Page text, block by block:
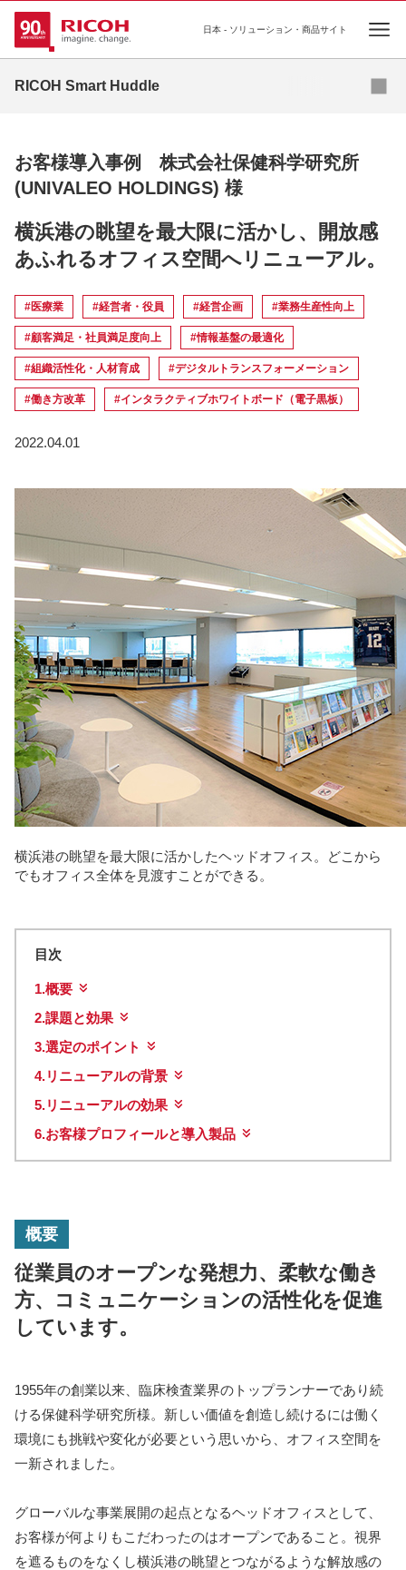
日本 - ソリューション・商品サイト
RICOH Smart Huddle
コラム
導入事例
お客様導入事例 株式会社保健科学研究所
(UNIVALEO HOLDINGS) 様
横浜港の眺望を最大限に活かし、開放感
あふれるオフィス空間へリニューアル。
#医療業 #経営者・役員 #経営企画 #業務生産性向上
#顧客満足・社員満足度向上 #情報基盤の最適化
#組織活性化・人材育成 #デジタルトランスフォーメーション
#働き方改革 #インタラクティブホワイトボード（電子黒板）
2022.04.01
横浜港の眺望を最大限に活かしたヘッドオフィス。どこから
でもオフィス全体を見渡すことができる。
目次
1.概要
2.課題と効果
3.選定のポイント
4.リニューアルの背景
5.リニューアルの効果
6.お客様プロフィールと導入製品
概要
従業員のオープンな発想力、柔軟な働き
方、コミュニケーションの活性化を促進
しています。
1955年の創業以来、臨床検査業界のトップランナーであり続
ける保健科学研究所様。新しい価値を創造し続けるには働く
環境にも挑戦や変化が必要という思いから、オフィス空間を
一新されました。
グローバルな事業展開の起点となるヘッドオフィスとして、
お客様が何よりもこだわったのはオープンであること。視界
を遮るものをなくし横浜港の眺望とつながるような解放感の